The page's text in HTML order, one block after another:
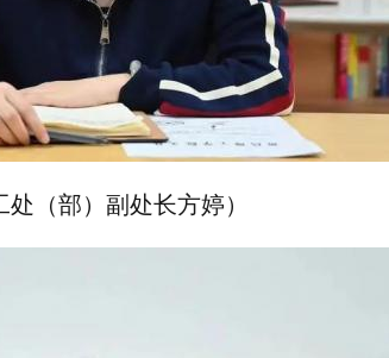
处（部）副处长方婷）